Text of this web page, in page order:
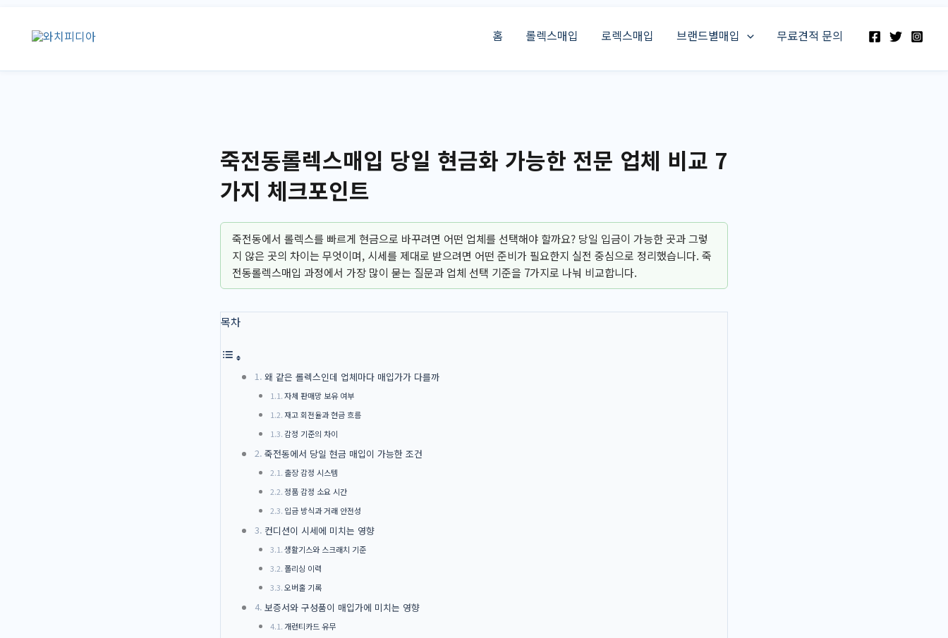
로
홈 롤렉스매입 로렉스매입 브랜드별매입 무료견적 문의
죽전동롤렉스매입 당일 현금화 가능한 전문 업체 비교 7
가지 체크포인트
죽전동에서 롤렉스를 빠르게 현금으로 바꾸려면 어떤 업체를 선택해야 할까요? 당일 입금이 가능한 곳과 그렇
지 않은 곳의 차이는 무엇이며, 시세를 제대로 받으려면 어떤 준비가 필요한지 실전 중심으로 정리했습니다. 죽
전동롤렉스매입 과정에서 가장 많이 묻는 질문과 업체 선택 기준을 7가지로 나눠 비교합니다.
목차
왜 같은 롤렉스인데 업체마다 매입가가 다를까
자체 판매망 보유 여부
재고 회전율과 현금 흐름
감정 기준의 차이
죽전동에서 당일 현금 매입이 가능한 조건
출장 감정 시스템
정품 감정 소요 시간
입금 방식과 거래 안전성
컨디션이 시세에 미치는 영향
생활기스와 스크래치 기준
폴리싱 이력
오버홀 기록
보증서와 구성품이 매입가에 미치는 영향
개런티카드 유무